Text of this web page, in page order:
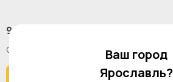
9 215 ₽
Столешница Board 1600x700Ваш город
Ярославль?